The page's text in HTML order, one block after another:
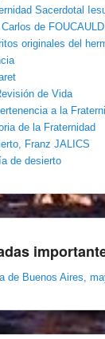
Sacerdotal
de
originales del
de Vida
a la
de la Fraternidad
Franz JALICS
de desierto
de Buenos Aires,